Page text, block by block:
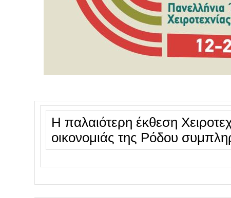
Η παλαιότερη έκθεση
οικονομιάς της Ρόδου